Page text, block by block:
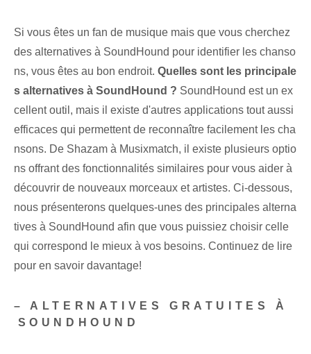
Si vous êtes un fan de musique mais que vous cherchez
des alternatives à SoundHound pour identifier les chanso
ns, vous êtes au bon endroit. Quelles sont les principale
s alternatives à SoundHound ? SoundHound est un ex
cellent outil, mais il existe d'autres applications tout aussi
efficaces qui permettent de reconnaître facilement les cha
nsons. De Shazam à Musixmatch, il existe plusieurs optio
ns offrant des fonctionnalités similaires pour vous aider à
découvrir de nouveaux morceaux et artistes. Ci-dessous,
nous présenterons quelques-unes des principales alterna
tives à SoundHound afin que vous puissiez choisir celle
qui correspond le mieux à vos besoins. Continuez de lire
pour en savoir davantage!
– ALTERNATIVES GRATUITES À
⁤SOUNDHOUND